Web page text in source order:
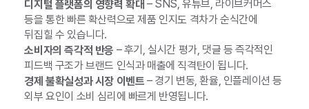
디지털 플랫폼의 영향력 확대 – SNS, 유튜브, 라이브커머스
등을 통한 빠른 확산력으로 제품 인지도 격차가 순식간에
뒤집힐 수 있습니다.
소비자의 즉각적 반응 – 후기, 실시간 평가, 댓글 등 즉각적인
피드백 구조가 브랜드 인식과 매출에 직격탄이 됩니다.
경제 불확실성과 시장 이벤트 – 경기 변동, 환율, 인플레이션 등
외부 요인이 소비 심리에 빠르게 반영됩니다.